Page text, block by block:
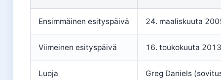
Ensimmäinen esityspäivä 24. maaliskuuta
Viimeinen esityspäivä 16. toukokuuta 2013
Luoja Greg Daniels